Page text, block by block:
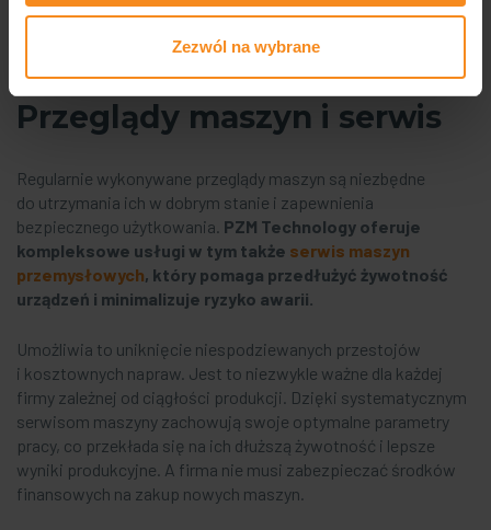
Zezwól na wybrane
to również sposób na zwiększenie zaufania i satysfakcji
klientów, którzy wiedzą, że korzystają z urządzeń
spełniających najwyższe normy jakości i bezpieczeństwa.
Przeglądy maszyn i serwis
Regularnie wykonywane przeglądy maszyn są niezbędne
do utrzymania ich w dobrym stanie i zapewnienia
bezpiecznego użytkowania. PZM Technology oferuje
kompleksowe usługi w tym także serwis maszyn
przemysłowych, który pomaga przedłużyć żywotność
urządzeń i minimalizuje ryzyko awarii.
Umożliwia to uniknięcie niespodziewanych przestojów
i kosztownych napraw. Jest to niezwykle ważne dla każdej
firmy zależnej od ciągłości produkcji. Dzięki systematycznym
serwisom maszyny zachowują swoje optymalne parametry
pracy, co przekłada się na ich dłuższą żywotność i lepsze
wyniki produkcyjne. A firma nie musi zabezpieczać środków
finansowych na zakup nowych maszyn.